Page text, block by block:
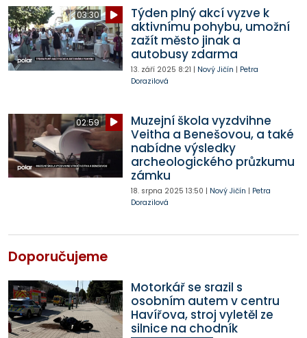
03:30
Týden plný akcí vyzve k
aktivnímu pohybu, umožní
zažít město jinak a
autobusy zdarma
13. září 2025 8:21 | Nový Jičín | Petra
Dorazilová
02:59
Muzejní škola vyzdvihne
Veitha a Benešovou, a také
nabídne výsledky
archeologického průzkumu
zámku
18. srpna 2025 13:50 | Nový Jičín | Petra
Dorazilová
Doporučujeme
Motorkář se srazil s
osobním autem v centru
Havířova, stroj vyletěl ze
silnice na chodník